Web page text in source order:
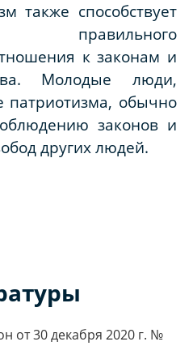
также способствует
правильного
к законам и
Молодые люди,
патриотизма, обычно
законов и
других людей.
от 30 декабря 2020 г. №